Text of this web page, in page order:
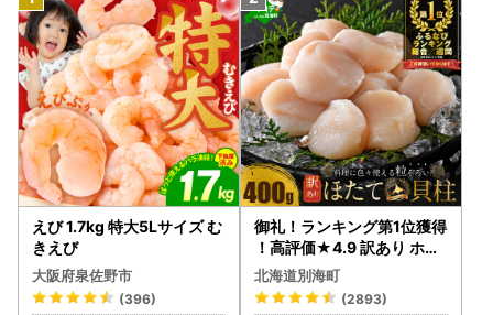
「希望する」にチェックをいただいた方に、寄附金受領証明
書とともにお送りいたします。
※寄附申込みのキャンセル、返礼品の変更・返品はできませ
ん。あらかじめご了承ください。
※お礼の品は協力事業者から直接発送いたします。発送のた
めに、協力事業者にも氏名・住所・電話番号の情報を提供し
ておりますので、予めご了承ください。
※ふるさと納税をされた方が受け取られた返礼品について
は、一時所得として課税対象となる場合がございます。
＝＝＝＝＝＝＝＝＝＝＝＝＝＝＝＝＝＝＝＝＝＝＝＝
◇お問い合わせはこちら◇
えび 1.7kg 特大5Lサイズ む
きえび
大阪府泉佐野市
(396)
御礼！ランキング第1位獲得
！高評価★4.9 訳あり ホタ
テ 400g（ほたて 帆立 貝柱
冷凍 ）
北海道別海町
(2893)